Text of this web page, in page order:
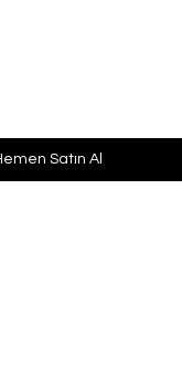
Satın Al